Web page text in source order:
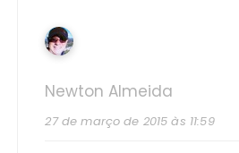
Newton Almeida
27 de março de 2015 às 11:59